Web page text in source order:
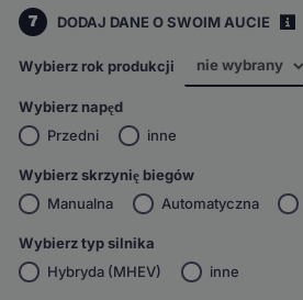
7 DODAJ DANE O SWOIM AUCIE
Wybierz rok produkcji
Wybierz napęd
Przedni
inne
Wybierz skrzynię biegów
Manualna
Automatyczna
Wybierz typ silnika
Hybryda (MHEV)
inne